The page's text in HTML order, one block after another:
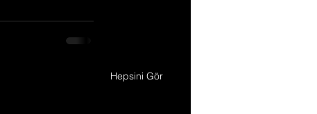
Hepsini Gör